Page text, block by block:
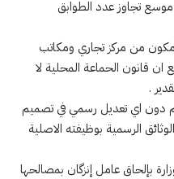
تجاوز عدد الطوابق
من مركز تجاري ومكاتب
قانون الحماعة المحلية لا
.
تم دون اي تعديل رسمي في تصميم
الرسمية بوظيفته الاصلية
بإلحاق عامل إنزگان بمصالحها